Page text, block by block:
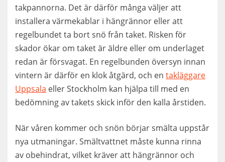
takpannorna. Det är därför många väljer att
installera värmekablar i hängrännor eller att
regelbundet ta bort snö från taket. Risken för
skador ökar om taket är äldre eller om underlaget
redan är försvagat. En regelbunden översyn innan
vintern är därför en klok åtgärd, och en takläggare
Uppsala eller Stockholm kan hjälpa till med en
bedömning av takets skick inför den kalla årstiden.
När våren kommer och snön börjar smälta uppstår
nya utmaningar. Smältvattnet måste kunna rinna
av obehindrat, vilket kräver att hängrännor och